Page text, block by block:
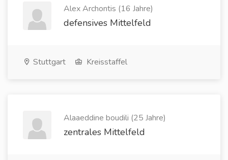
Alex Archontis (16 Jahre)
defensives Mittelfeld
Stuttgart Kreisstaffel
Alaaeddine boudili (25 Jahre)
zentrales Mittelfeld